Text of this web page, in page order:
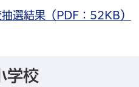
選結果（PDF：52KB）
学校